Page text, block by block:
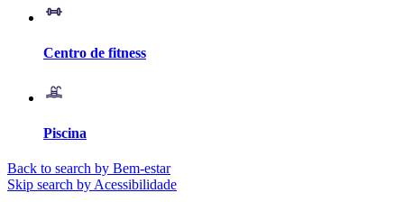
Centro de fitness
Piscina
Back to search by Bem-estar
Skip search by Acessibilidade